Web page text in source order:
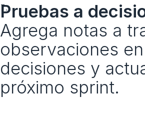
Pruebas a
Agrega notas a
observaciones
decisiones y
próximo sprint.